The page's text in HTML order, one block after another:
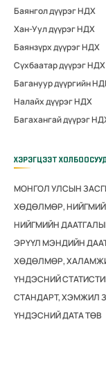
Баянгол дүүрэг НДХ
Хан-Уул дүүрэг НДХ
Баянзүрх дүүрэг НДХ
Сүхбаатар дүүрэг НДХ
Багануур дүүргийн
Налайх дүүрэг НДХ
Багахангай дүүрэг
ХЭРЭГЦЭЭТ
МОНГОЛ УЛСЫН
ХӨДӨЛМӨР,
НИЙГМИЙН
ЭРҮҮЛ МЭНДИЙН
ХӨДӨЛМӨР,
ҮНДЭСНИЙ
СТАНДАРТ, ХЭМЖИЛ
ҮНДЭСНИЙ ДАТА ТӨВ